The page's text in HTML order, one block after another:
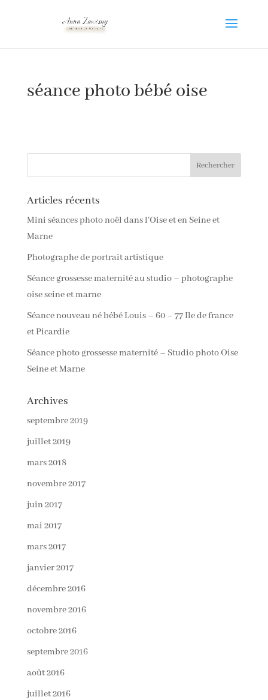
séance photo bébé oise
Articles récents
Mini séances photo noël dans l’Oise et en Seine et
Marne
Photographe de portrait artistique
Séance grossesse maternité au studio – photographe
oise seine et marne
Séance nouveau né bébé Louis – 60 – 77 Ile de france
et Picardie
Séance photo grossesse maternité – Studio photo Oise
Seine et Marne
Archives
septembre 2019
juillet 2019
mars 2018
novembre 2017
juin 2017
mai 2017
mars 2017
janvier 2017
décembre 2016
novembre 2016
octobre 2016
septembre 2016
août 2016
juillet 2016